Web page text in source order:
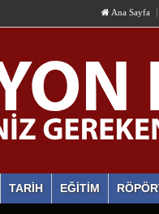
Ana Sayfa
TARİH EĞİTİM